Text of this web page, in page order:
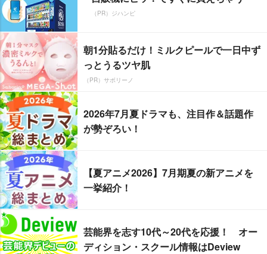
（PR）ジハンピ
朝1分貼るだけ！ミルクピールで一日中ず
っとうるツヤ肌
（PR）サボリーノ
2026年7月夏ドラマも、注目作＆話題作
が勢ぞろい！
【夏アニメ2026】7月期夏の新アニメを
一挙紹介！
芸能界を志す10代～20代を応援！ オー
ディション・スクール情報はDeview